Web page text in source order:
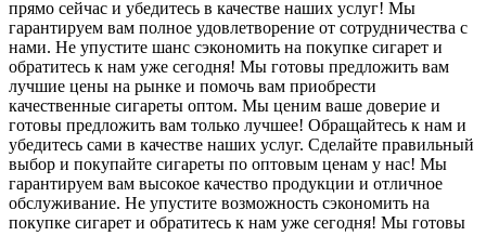
прямо сейчас и убедитесь в качестве наших услуг! Мы
гарантируем вам полное удовлетворение от сотрудничества с
нами. Не упустите шанс сэкономить на покупке сигарет и
обратитесь к нам уже сегодня! Мы готовы предложить вам
лучшие цены на рынке и помочь вам приобрести
качественные сигареты оптом. Мы ценим ваше доверие и
готовы предложить вам только лучшее! Обращайтесь к нам и
убедитесь сами в качестве наших услуг. Сделайте правильный
выбор и покупайте сигареты по оптовым ценам у нас! Мы
гарантируем вам высокое качество продукции и отличное
обслуживание. Не упустите возможность сэкономить на
покупке сигарет и обратитесь к нам уже сегодня! Мы готовы